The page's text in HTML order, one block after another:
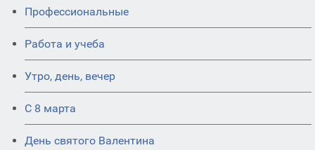
Профессиональные
Работа и учеба
Утро, день, вечер
С 8 марта
День святого Валентина